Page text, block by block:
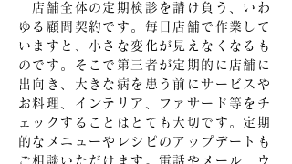
店舗全体の定期検診を請け負う、いわ
ゆる顧問契約です。毎日店舗で作業して
いますと、小さな変化が見えなくなるも
のです。そこで第三者が定期的に店舗に
出向き、大きな病を患う前にサービスや
お料理、インテリア、ファサード等をチ
ェックすることはとても大切です。定期
的なメニューやレシピのアップデートも
ご相談いただけます。電話やメール、ウ